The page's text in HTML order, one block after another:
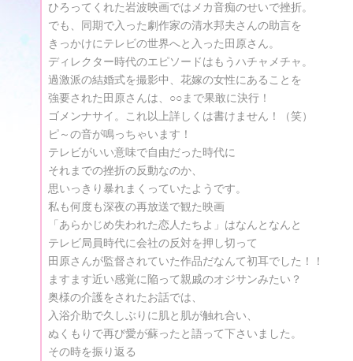
ひろってくれた岩波映画ではメカ音痴のせいで挫折。
でも、同期で入った劇作家の清水邦夫さんの助言を
きっかけにテレビの世界へと入った田原さん。
ディレクター時代のエピソードはもうハチャメチャ。
過激派の結婚式を撮影中、花嫁の女性にあることを
強要された田原さんは、○○まで果敢に決行！
ゴメンナサイ。これ以上詳しくは書けません！（笑）
ピ～の音が鳴っちゃいます！
テレビがいい意味で自由だった時代に
それまでの挫折の反動なのか、
思いっきり暴れまくっていたようです。
私も何度も深夜の再放送で観た映画
「あらかじめ失われた恋人たちよ」はなんとなんと
テレビ局員時代に会社の反対を押し切って
田原さんが監督されていた作品だなんて初耳でした！！
ますます近い感覚に陥って親戚のオジサンみたい？
奥様の介護をされたお話では、
入浴介助で久しぶりに肌と肌が触れ合い、
ぬくもりで再び愛が蘇ったと語って下さいました。
その時を振り返る